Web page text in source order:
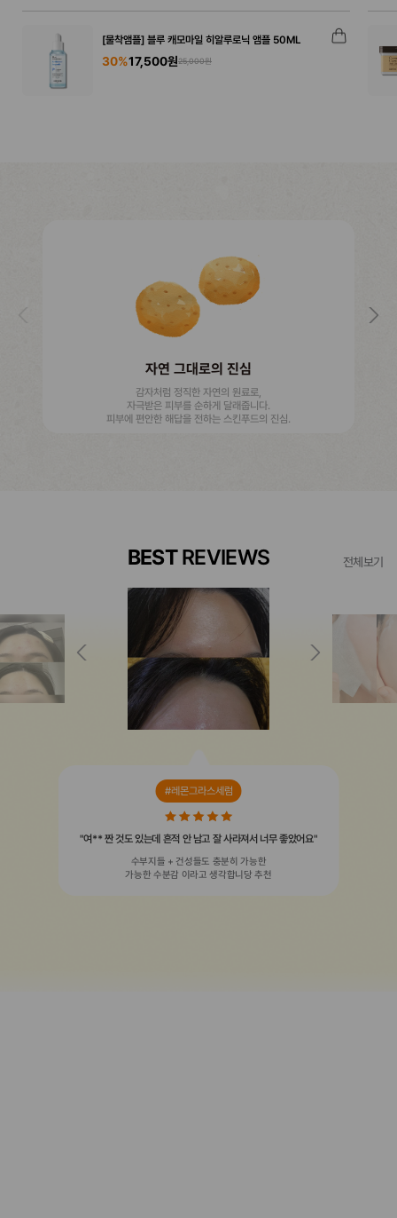
[물착앰플] 블루 캐모마일 히알루로닉 앰플 50ML
30%17,500원25,000원
자연 그대로의 진심
감자처럼 정직한 자연의 원료로,
자극받은 피부를 순하게 달래줍니다.
피부에 편안한 해답을 전하는 스킨푸드의 진심.
BESTREVIEWS 전체보기
#레몬그라스세럼
"여** 짠 것도 있는데 흔적 안 남고 잘 사라져서 너무 좋았어요"
수부지들 + 건성들도 충분히 가능한
가능한 수분감 이라고 생각합니당 추천